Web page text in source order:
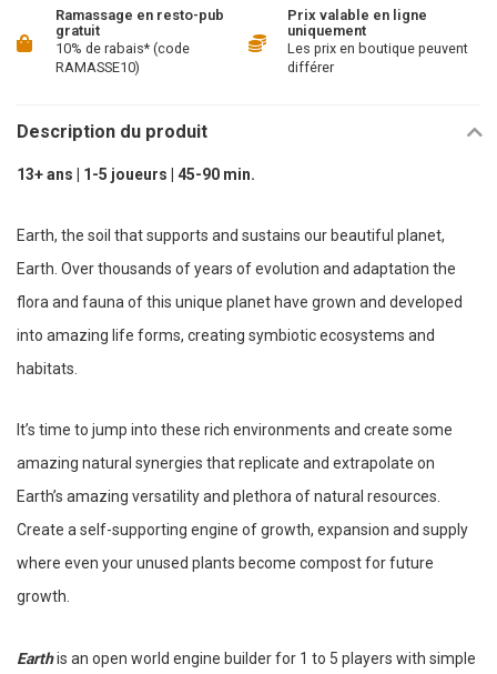
Ramassage en resto-pub
gratuit
10% de rabais* (code
RAMASSE10)
Prix valable en ligne
uniquement
Les prix en boutique peuvent
différer
Description du produit
13+ ans | 1-5 joueurs | 45-90 min.
Earth, the soil that supports and sustains our beautiful planet,
Earth. Over thousands of years of evolution and adaptation the
flora and fauna of this unique planet have grown and developed
into amazing life forms, creating symbiotic ecosystems and
habitats.
It’s time to jump into these rich environments and create some
amazing natural synergies that replicate and extrapolate on
Earth’s amazing versatility and plethora of natural resources.
Create a self-supporting engine of growth, expansion and supply
where even your unused plants become compost for future
growth.
Earthis an open world engine builder for 1 to 5 players with simple